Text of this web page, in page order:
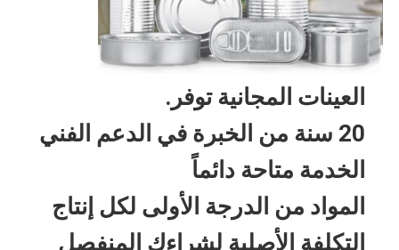
العينات المجانية توفر.
20 سنة من الخبرة في الدعم الفني
الخدمة متاحة دائماً
المواد من الدرجة الأولى لكل إنتاج
التكلفة الأصلية لشراءك المنفصل